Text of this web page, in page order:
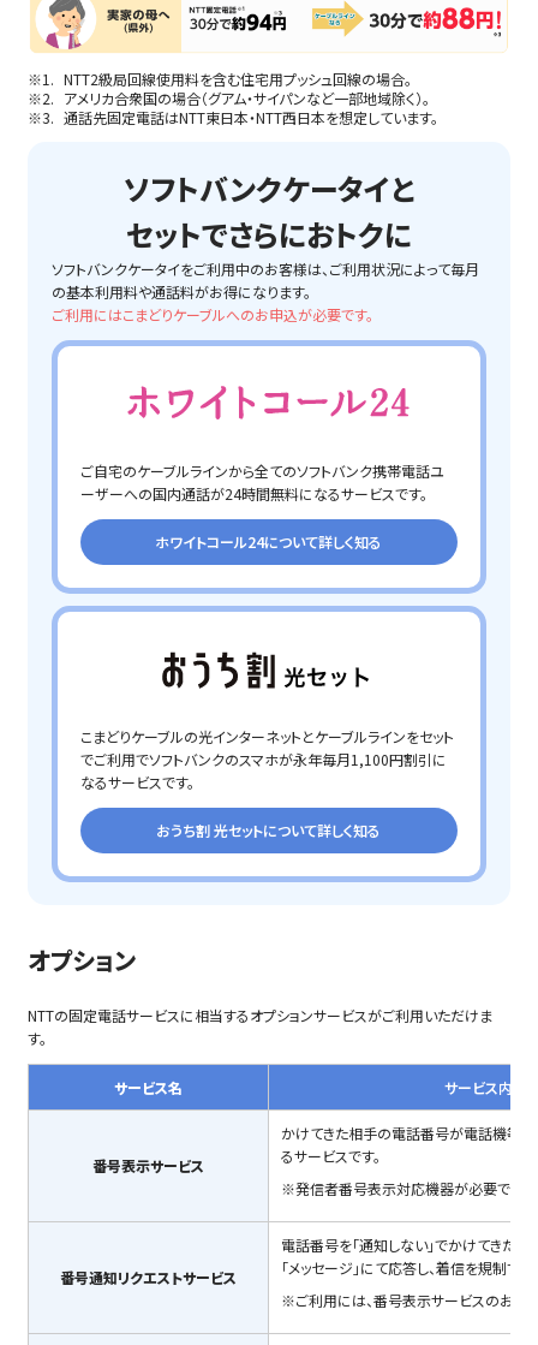
NTT2級局回線使用料を含む住宅用プッシュ回線の場合。
アメリカ合衆国の場合（グアム・サイパンなど一部地域除く）。
通話先固定電話はNTT東日本・NTT西日本を想定しています。
ソフトバンクケータイと
セットでさらにおトクに
ソフトバンクケータイをご利用中のお客様は、ご利用状況によって毎月
の基本利用料や通話料がお得になります。
ご利用にはこまどりケーブルへのお申込が必要です。
ご自宅のケーブルラインから全てのソフトバンク携帯電話ユ
ーザーへの国内通話が24時間無料になるサービスです。
ホワイトコール24について詳しく知る
こまどりケーブルの光インターネットとケーブルラインをセット
でご利用でソフトバンクのスマホが永年毎月1,100円割引に
なるサービスです。
おうち割 光セットについて詳しく知る
オプション
NTTの固定電話サービスに相当するオプションサービスがご利用いただけま
す。
サービス名 サービス内容
番号表示サービス
かけてきた相手の電話番号が電話機等の
るサービスです。
※発信者番号表示対応機器が必要です。
番号通知リクエストサービス
電話番号を「通知しない」でかけてきた
「メッセージ」にて応答し、着信を規制する
※ご利用には、番号表示サービスのお申